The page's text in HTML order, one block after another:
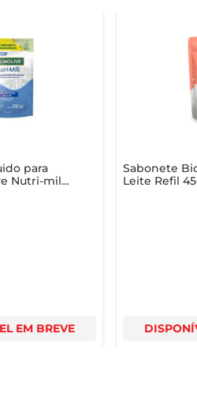
para
Nutri-milk
EM BREVE
Sabonete
Leite Refil